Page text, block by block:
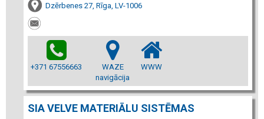
Dzērbenes 27, Rīga, LV-1006
+371 67556663
WAZE
navigācija
WWW
SIA VELVE MATERIĀLU SISTĒMAS